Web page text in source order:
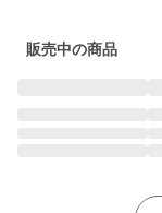
販売中の商品